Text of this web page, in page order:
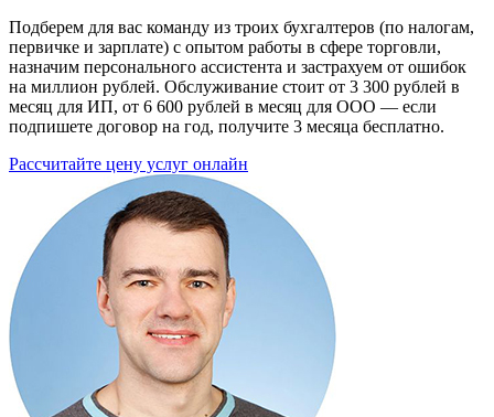
Подберем для вас команду из троих бухгалтеров (по налогам,
первичке и зарплате) с опытом работы в сфере торговли,
назначим персонального ассистента и застрахуем от ошибок
на миллион рублей. Обслуживание стоит от 3 300 рублей в
месяц для ИП, от 6 600 рублей в месяц для ООО — если
подпишете договор на год, получите 3 месяца бесплатно.
Рассчитайте цену услуг онлайн